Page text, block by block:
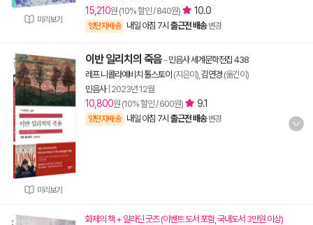
미리보기
15,210원 (10% 할인 / 840원) 10.0
양탄자배송 내일 아침 7시 출근전 배송 변경
미리보기
이반 일리치의 죽음 - 민음사 세계문학전집 438
레프 니콜라예비치 톨스토이 (지은이), 김연경 (옮긴이)
민음사| 2023년 12월
10,800원 (10% 할인 / 600원) 9.1
양탄자배송 내일 아침 7시 출근전 배송 변경
화제의 책 + 알라딘 굿즈 (이벤트 도서 포함, 국내도서 3만원 이상)